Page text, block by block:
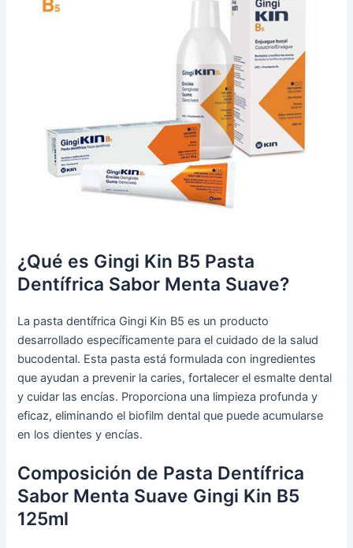
¿Qué es Gingi Kin B5 Pasta
Dentífrica Sabor Menta Suave?
La pasta dentífrica Gingi Kin B5 es un producto
desarrollado específicamente para el cuidado de la salud
bucodental. Esta pasta está formulada con ingredientes
que ayudan a prevenir la caries, fortalecer el esmalte dental
y cuidar las encías. Proporciona una limpieza profunda y
eficaz, eliminando el biofilm dental que puede acumularse
en los dientes y encías.
Composición de Pasta Dentífrica
Sabor Menta Suave Gingi Kin B5
125ml